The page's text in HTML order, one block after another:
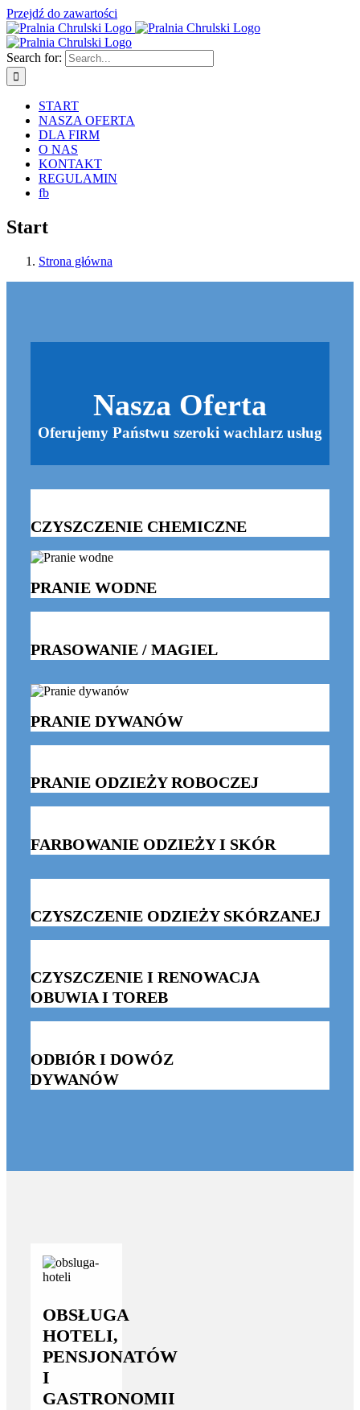
Przejdź do zawartości
Search for:
START
NASZA OFERTA
DLA FIRM
O NAS
KONTAKT
REGULAMIN
fb
Start
Strona główna
Nasza Oferta
Oferujemy Państwu szeroki wachlarz usług
CZYSZCZENIE CHEMICZNE
PRANIE WODNE
PRASOWANIE / MAGIEL
PRANIE DYWANÓW
PRANIE ODZIEŻY ROBOCZEJ
FARBOWANIE ODZIEŻY I SKÓR
CZYSZCZENIE ODZIEŻY SKÓRZANEJ
CZYSZCZENIE I RENOWACJA
OBUWIA I TOREB
ODBIÓR I DOWÓZ
DYWANÓW
OBSŁUGA
HOTELI,
PENSJONATÓW
I
GASTRONOMII